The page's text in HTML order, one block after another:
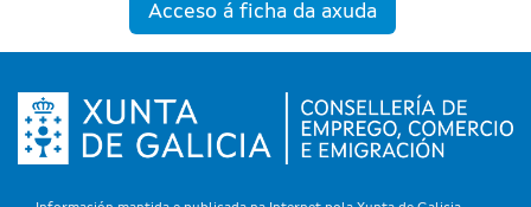
Acceso á ficha da axuda